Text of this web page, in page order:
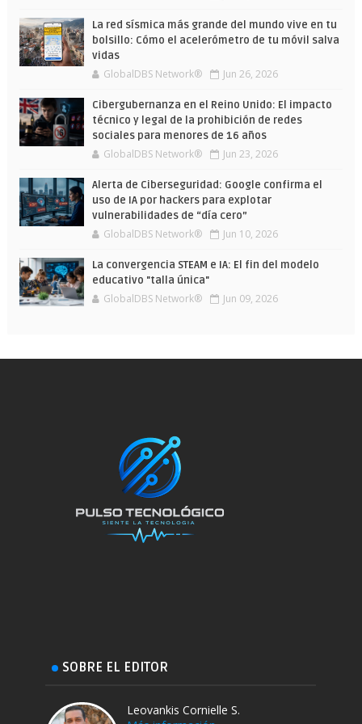
La red sísmica más grande del mundo vive en tu
bolsillo: Cómo el acelerómetro de tu móvil salva
vidas
GlobalDBS Network® Jun 26, 2026
Cibergubernanza en el Reino Unido: El impacto
técnico y legal de la prohibición de redes
sociales para menores de 16 años
GlobalDBS Network® Jun 23, 2026
Alerta de Ciberseguridad: Google confirma el
uso de IA por hackers para explotar
vulnerabilidades de “día cero”
GlobalDBS Network® Jun 10, 2026
La convergencia STEAM e IA: El fin del modelo
educativo "talla única"
GlobalDBS Network® Jun 09, 2026
SOBRE EL EDITOR
Leovankis Cornielle S.